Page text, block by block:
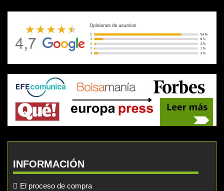
INFORMACIÓN
El proceso de compra